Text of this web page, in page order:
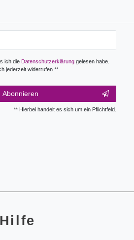
ich die Daten­schutz­erklärunggelesen habe.
jederzeit widerrufen.**
Abonnieren
** Hierbei handelt es sich um ein Pflichtfeld.